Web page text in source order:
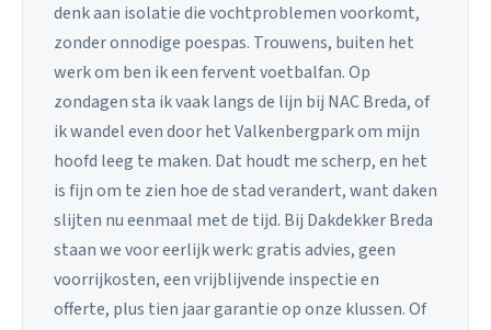
denk aan isolatie die vochtproblemen voorkomt,
zonder onnodige poespas. Trouwens, buiten het
werk om ben ik een fervent voetbalfan. Op
zondagen sta ik vaak langs de lijn bij NAC Breda, of
ik wandel even door het Valkenbergpark om mijn
hoofd leeg te maken. Dat houdt me scherp, en het
is fijn om te zien hoe de stad verandert, want daken
slijten nu eenmaal met de tijd. Bij Dakdekker Breda
staan we voor eerlijk werk: gratis advies, geen
voorrijkosten, een vrijblijvende inspectie en
offerte, plus tien jaar garantie op onze klussen. Of